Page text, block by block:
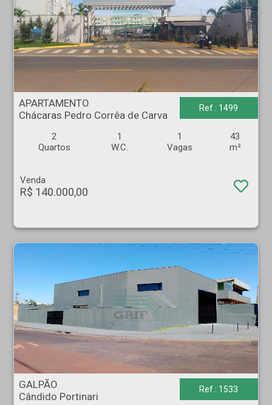
APARTAMENTO - Chácaras Pedro Corrêa de Carva - Ribeirão Preto
APARTAMENTO
Chácaras Pedro Corrêa de Carva
Ref.: 1499
2
Quartos
1
W.C.
1
Vagas
43
m²
Venda
R$ 140.000,00
GALPÃO - Cândido Portinari - Ribeirão Preto
GALPÃO
Cândido Portinari
Ref.: 1533